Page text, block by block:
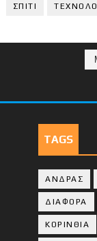
ΣΠΙΤΙ
TAGS
ΑΝΔΡΑΣ
ΔΙΑΦΟΡΑ
ΚΟΡΙΝΘΙA